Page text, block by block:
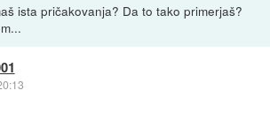
ista pričakovanja? Da to tako primerjaš?